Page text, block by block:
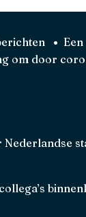
om door
Nederlandse